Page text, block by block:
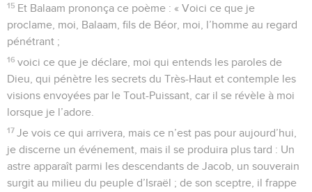
15 Et Balaam prononça ce poème : « Voici ce que je
proclame, moi, Balaam, fils de Béor, moi, l’homme au regard
pénétrant ;
16 voici ce que je déclare, moi qui entends les paroles de
Dieu, qui pénètre les secrets du Très-Haut et contemple les
visions envoyées par le Tout-Puissant, car il se révèle à moi
lorsque je l’adore.
17 Je vois ce qui arrivera, mais ce n’est pas pour aujourd’hui,
je discerne un événement, mais il se produira plus tard : Un
astre apparaît parmi les descendants de Jacob, un souverain
surgit au milieu du peuple d’Israël ; de son sceptre, il frappe